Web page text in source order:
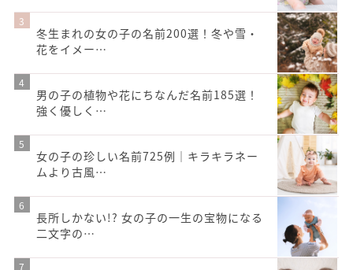
冬生まれの女の子の名前200選！冬や雪・
花をイメー…
男の子の植物や花にちなんだ名前185選！
強く優しく…
女の子の珍しい名前725例｜キラキラネー
ムより古風…
長所しかない!? 女の子の一生の宝物になる
二文字の…